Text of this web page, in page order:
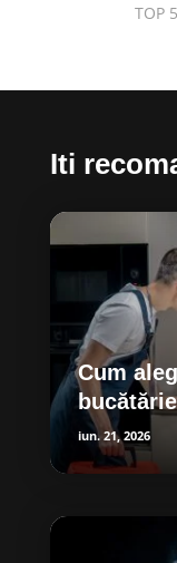
TOP
Iti
Cum
iun. 21, 2026